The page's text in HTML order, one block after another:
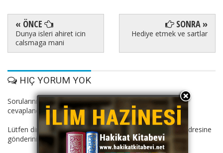
« ÖNCE
Dunya isleri ahiret icin
calsmaga mani
SONRA »
Hediye etmek ve sartlar
HIÇ YORUM YOK
Sorularınız Dinimiz İslam.com hocaları tarafından
cevaplandırılacaktır.
Lütfen dini suallerinizi: dinimizislam11@gmail.com mail adresine
gönderiniz.